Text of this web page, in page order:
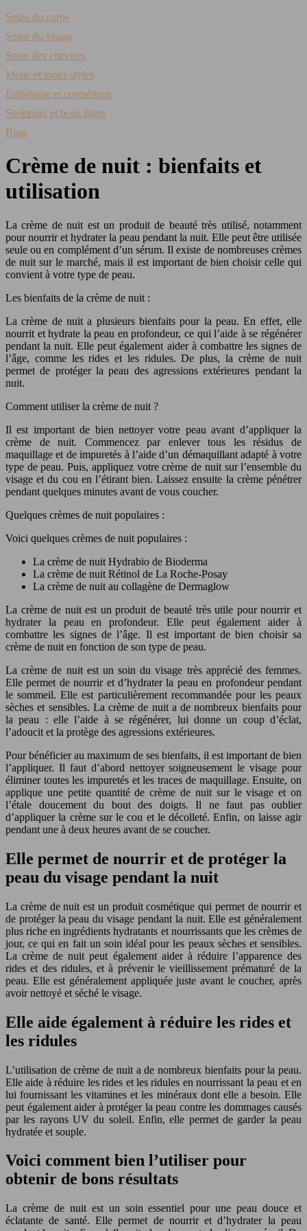
Soins du corps
Soins du visage
Soins des cheveux
Mode et looks stylés
Esthétique et cosmétique
Shopping et bons plans
Blog
Crème de nuit : bienfaits et
utilisation
La crème de nuit est un produit de beauté très utilisé, notamment
pour nourrir et hydrater la peau pendant la nuit. Elle peut être utilisée
seule ou en complément d’un sérum. Il existe de nombreuses crèmes
de nuit sur le marché, mais il est important de bien choisir celle qui
convient à votre type de peau.
Les bienfaits de la crème de nuit :
La crème de nuit a plusieurs bienfaits pour la peau. En effet, elle
nourrit et hydrate la peau en profondeur, ce qui l’aide à se régénérer
pendant la nuit. Elle peut également aider à combattre les signes de
l’âge, comme les rides et les ridules. De plus, la crème de nuit
permet de protéger la peau des agressions extérieures pendant la
nuit.
Comment utiliser la crème de nuit ?
Il est important de bien nettoyer votre peau avant d’appliquer la
crème de nuit. Commencez par enlever tous les résidus de
maquillage et de impuretés à l’aide d’un démaquillant adapté à votre
type de peau. Puis, appliquez votre crème de nuit sur l’ensemble du
visage et du cou en l’étirant bien. Laissez ensuite la crème pénétrer
pendant quelques minutes avant de vous coucher.
Quelques crèmes de nuit populaires :
Voici quelques crèmes de nuit populaires :
La crème de nuit Hydrabio de Bioderma
La crème de nuit Rétinol de La Roche-Posay
La crème de nuit au collagène de Dermaglow
La crème de nuit est un produit de beauté très utile pour nourrir et
hydrater la peau en profondeur. Elle peut également aider à
combattre les signes de l’âge. Il est important de bien choisir sa
crème de nuit en fonction de son type de peau.
La crème de nuit est un soin du visage très apprécié des femmes.
Elle permet de nourrir et d’hydrater la peau en profondeur pendant
le sommeil. Elle est particulièrement recommandée pour les peaux
sèches et sensibles. La crème de nuit a de nombreux bienfaits pour
la peau : elle l’aide à se régénérer, lui donne un coup d’éclat,
l’adoucit et la protège des agressions extérieures.
Pour bénéficier au maximum de ses bienfaits, il est important de bien
l’appliquer. Il faut d’abord nettoyer soigneusement le visage pour
éliminer toutes les impuretés et les traces de maquillage. Ensuite, on
applique une petite quantité de crème de nuit sur le visage et on
l’étale doucement du bout des doigts. Il ne faut pas oublier
d’appliquer la crème sur le cou et le décolleté. Enfin, on laisse agir
pendant une à deux heures avant de se coucher.
Elle permet de nourrir et de protéger la
peau du visage pendant la nuit
La crème de nuit est un produit cosmétique qui permet de nourrir et
de protéger la peau du visage pendant la nuit. Elle est généralement
plus riche en ingrédients hydratants et nourrissants que les crèmes de
jour, ce qui en fait un soin idéal pour les peaux sèches et sensibles.
La crème de nuit peut également aider à réduire l’apparence des
rides et des ridules, et à prévenir le vieillissement prématuré de la
peau. Elle est généralement appliquée juste avant le coucher, après
avoir nettoyé et séché le visage.
Elle aide également à réduire les rides et
les ridules
L’utilisation de crème de nuit a de nombreux bienfaits pour la peau.
Elle aide à réduire les rides et les ridules en nourrissant la peau et en
lui fournissant les vitamines et les minéraux dont elle a besoin. Elle
peut également aider à protéger la peau contre les dommages causés
par les rayons UV du soleil. Enfin, elle permet de garder la peau
hydratée et souple.
Voici comment bien l’utiliser pour
obtenir de bons résultats
La crème de nuit est un soin essentiel pour une peau douce et
éclatante de santé. Elle permet de nourrir et d’hydrater la peau